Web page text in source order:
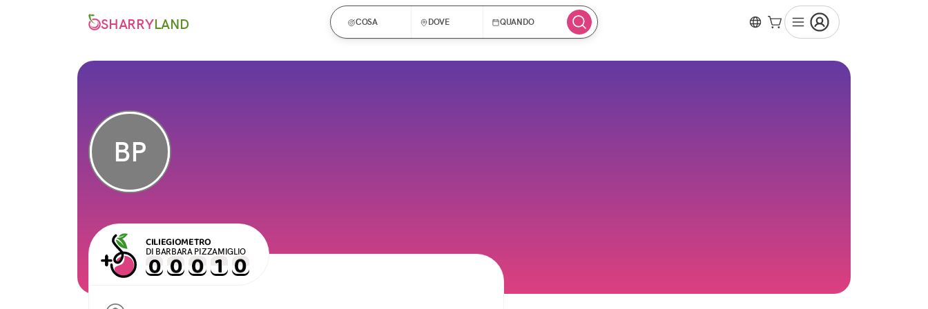
SHARRYLAND COSA DOVE QUANDO
BP
CILIEGIOMETRO
DI BARBARA PIZZAMIGLIO